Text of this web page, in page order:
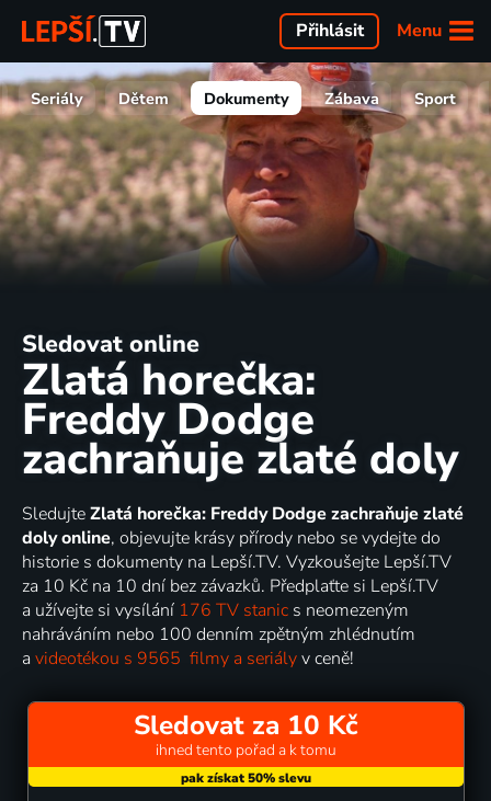
Menu
Přihlásit
Seriály Dětem Dokumenty Zábava Sport
Sledovat online
Zlatá horečka:
Freddy Dodge
zachraňuje zlaté doly
SledujteZlatá horečka: Freddy Dodge zachraňuje zlaté
doly online, objevujte krásy přírody nebo se vydejte do
historie s dokumenty na Lepší.TV. Vyzkoušejte Lepší.TV
za 10 Kč na 10 dní bez závazků. Předplaťte si Lepší.TV
a užívejte si vysílání 176 TV stanic s neomezeným
nahráváním nebo 100 denním zpětným zhlédnutím
a videotékou s 9565 filmy a seriályv ceně!
Sledovat za 10 Kč
ihned tento pořad a k tomu